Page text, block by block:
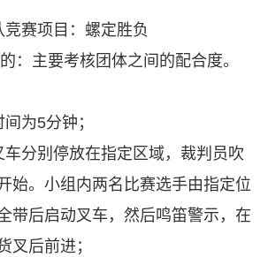
竞赛项目：螺定胜负
主要考核团体之间的配合度。
间为5分钟；
车分别停放在指定区域，裁判员吹
始。小组内两名比赛选手由指定位
带后启动叉车，然后鸣笛警示，在
叉后前进；